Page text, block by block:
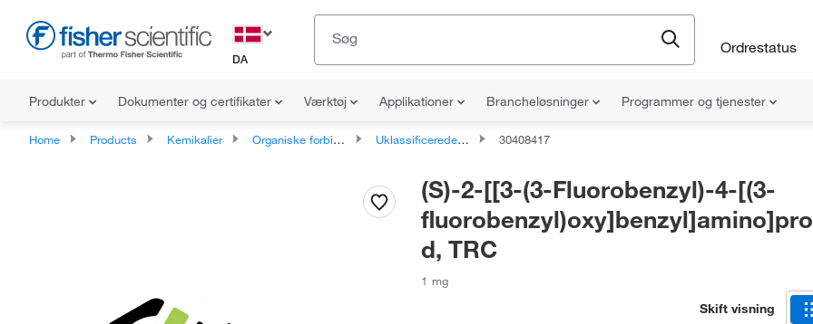
DA
Ordrestatus
Produkter Dokumenter og certifikater Værktøj Applikationer Brancheløsninger Programmer og tjenester
Home Products Kemikalier Organiske forbindelser Uklassificerede organiske forbindelser 30408417
(S)-2-[[3-(3-Fluorobenzyl)-4-[(3-
d, TRC
1 mg
Skift visning